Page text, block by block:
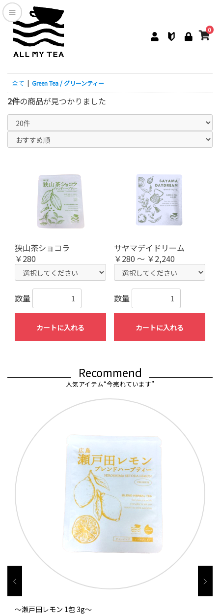
0
全て | Green Tea / グリーンティー
2件の商品が見つかりました
狭山茶ショコラ
￥280
数量
カートに入れる
サヤマデイドリーム
￥280 ～ ￥2,240
数量
カートに入れる
Recommend
人気アイテム“今売れています”
～瀬戸田レモン 1包 3g～